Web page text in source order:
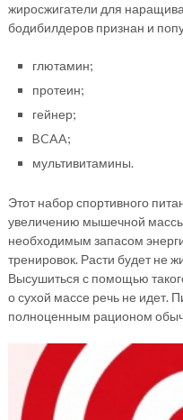
жиросжигатели для
бодибилдеров признан и
глютамин;
протеин;
гейнер;
BCAA;
мультивитамины.
Этот набор спортивного
увеличению мышечной
необходимым запасом
тренировок. Расти будет не
Высушиться с помощью
о сухой массе речь не идет.
полноценным рационом